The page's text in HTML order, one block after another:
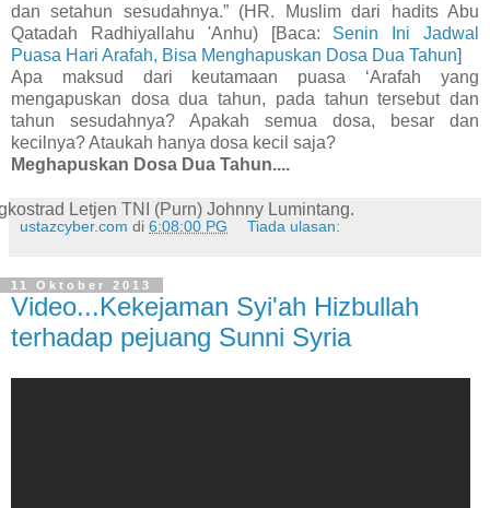
dan setahun sesudahnya.” (HR. Muslim dari hadits Abu
Qatadah Radhiyallahu 'Anhu) [Baca: Senin Ini Jadwal
Puasa Hari Arafah, Bisa Menghapuskan Dosa Dua Tahun]
Apa maksud dari keutamaan puasa ‘Arafah yang
mengapuskan dosa dua tahun, pada tahun tersebut dan
tahun sesudahnya? Apakah semua dosa, besar dan
kecilnya? Ataukah hanya dosa kecil saja?
Meghapuskan Dosa Dua Tahun....
ustazcyber.com di 6:08:00 PG Tiada ulasan:
11 Oktober 2013
Video...Kekejaman Syi'ah Hizbullah
terhadap pejuang Sunni Syria
Letjen TNI (Purn) Johnny Lumintang.